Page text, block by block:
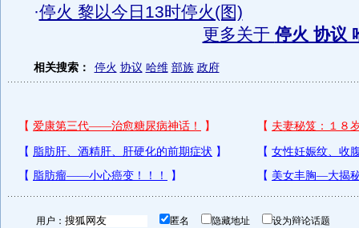
·停火 黎以今日13时停火(图)
更多关于停火 协议
相关搜索： 停火 协议 哈维 部族 政府
用户： 匿名 隐藏地址 设为辩论话题